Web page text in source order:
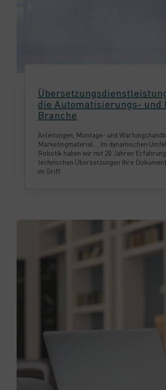
die Automatisierungs- und
Branche
Anleitungen, Montage- und
Marketingmaterial… Im dynamischen
Robotik haben wir mit 20 Jahren
technischen Übersetzungen Ihre
im Griff.